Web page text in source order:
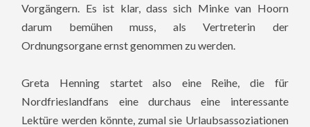
Vorgängern. Es ist klar, dass sich Minke van Hoorn
darum bemühen muss, als Vertreterin der
Ordnungsorgane ernst genommen zu werden.
Greta Henning startet also eine Reihe, die für
Nordfrieslandfans eine durchaus eine interessante
Lektüre werden könnte, zumal sie Urlaubsassoziationen